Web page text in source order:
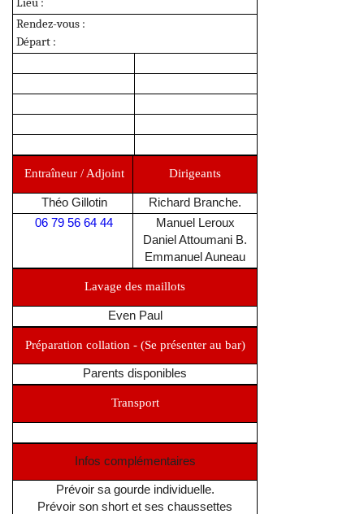
Lieu :
Rendez-vous :
Départ :
Entraîneur / Adjoint Dirigeants
Théo Gillotin
Richard Branche.
06 79 56 64 44
Manuel Leroux
Daniel Attoumani B.
Emmanuel Auneau
Lavage des maillots
Even Paul
Préparation collation - (Se présenter au bar)
Parents disponibles
Transport
Infos complémentaires
Prévoir sa gourde individuelle.
Prévoir son short et ses chaussettes